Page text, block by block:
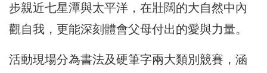
步親近七星潭與太平洋，在壯闊的大自然中內
觀自我，更能深刻體會父母付出的愛與力量。
活動現場分為書法及硬筆字兩大類別競賽，涵